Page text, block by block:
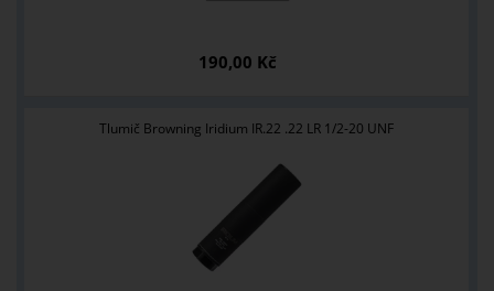
190,00 Kč
Tlumič Browning Iridium IR.22 .22 LR 1/2-20 UNF